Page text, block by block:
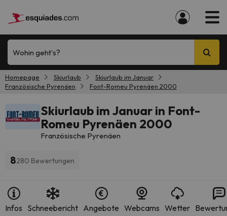
Wohin geht's?
Homepage Skiurlaub
Skiurlaub im Januar
Französische Pyrenäen
Font-Romeu Pyrenäen 2000
Skiurlaub im Januar in Font-
Romeu Pyrenäen 2000
Französische Pyrenäen
8280 Bewertungen
Infos Schneebericht Angebote Webcams Wetter